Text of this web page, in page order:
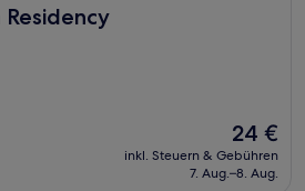
Der
Preis
beträgt
24 €
inkl. Steuern & Gebühren
7. Aug.–8. Aug.